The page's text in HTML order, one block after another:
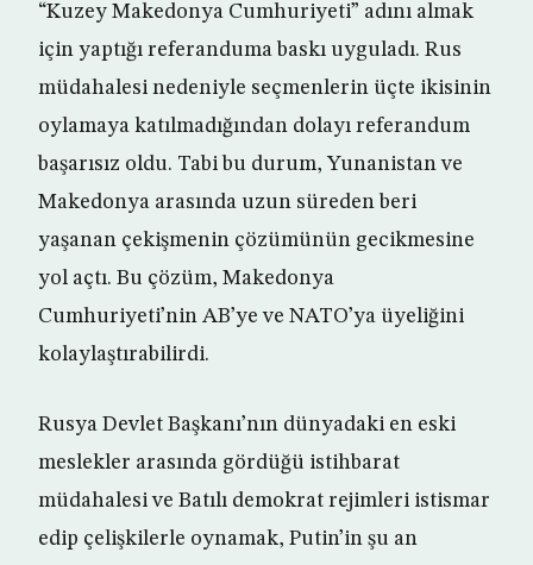
“Kuzey Makedonya Cumhuriyeti” adını almak
için yaptığı referanduma baskı uyguladı. Rus
müdahalesi nedeniyle seçmenlerin üçte ikisinin
oylamaya katılmadığından dolayı referandum
başarısız oldu. Tabi bu durum, Yunanistan ve
Makedonya arasında uzun süreden beri
yaşanan çekişmenin çözümünün gecikmesine
yol açtı. Bu çözüm, Makedonya
Cumhuriyeti’nin AB’ye ve NATO’ya üyeliğini
kolaylaştırabilirdi.
Rusya Devlet Başkanı’nın dünyadaki en eski
meslekler arasında gördüğü istihbarat
müdahalesi ve Batılı demokrat rejimleri istismar
edip çelişkilerle oynamak, Putin’in şu an